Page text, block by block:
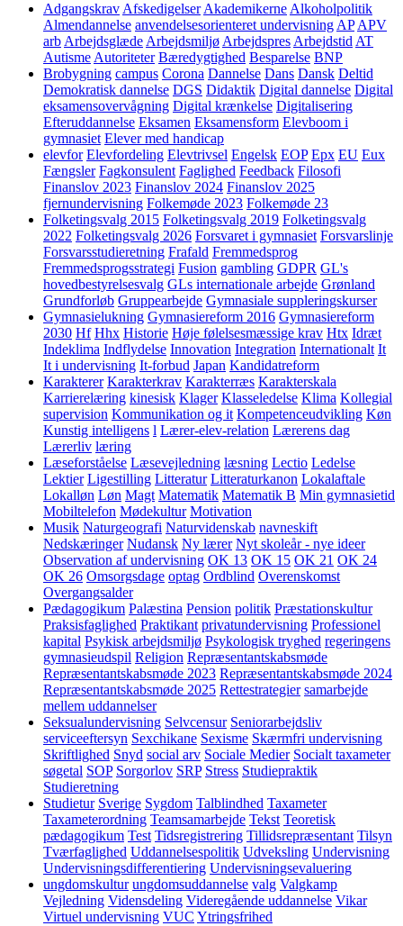
Adgangskrav Afskedigelser Akademikerne Alkoholpolitik
Almendannelse anvendelsesorienteret undervisning AP APV
arb Arbejdsglæde Arbejdsmiljø Arbejdspres Arbejdstid AT
Autisme Autoriteter Bæredygtighed Besparelse BNP
Brobygning campus Corona Dannelse Dans Dansk Deltid
Demokratisk dannelse DGS Didaktik Digital dannelse Digital
eksamensovervågning Digital krænkelse Digitalisering
Efteruddannelse Eksamen Eksamensform Elevboom i
gymnasiet Elever med handicap
elevfor Elevfordeling Elevtrivsel Engelsk EOP Epx EU Eux
Fængsler Fagkonsulent Faglighed Feedback Filosofi
Finanslov 2023 Finanslov 2024 Finanslov 2025
fjernundervisning Folkemøde 2023 Folkemøde 23
Folketingsvalg 2015 Folketingsvalg 2019 Folketingsvalg
2022 Folketingsvalg 2026 Forsvaret i gymnasiet Forsvarslinje
Forsvarsstudieretning Frafald Fremmedsprog
Fremmedsprogsstrategi Fusion gambling GDPR GL's
hovedbestyrelsesvalg GLs internationale arbejde Grønland
Grundforløb Gruppearbejde Gymnasiale suppleringskurser
Gymnasielukning Gymnasiereform 2016 Gymnasiereform
2030 Hf Hhx Historie Høje følelsesmæssige krav Htx Idræt
Indeklima Indflydelse Innovation Integration Internationalt It
It i undervisning It-forbud Japan Kandidatreform
Karakterer Karakterkrav Karakterræs Karakterskala
Karrierelæring kinesisk Klager Klasseledelse Klima Kollegial
supervision Kommunikation og it Kompetenceudvikling Køn
Kunstig intelligens l Lærer-elev-relation Lærerens dag
Lærerliv læring
Læseforståelse Læsevejledning læsning Lectio Ledelse
Lektier Ligestilling Litteratur Litteraturkanon Lokalaftale
Lokalløn Løn Magt Matematik Matematik B Min gymnasietid
Mobiltelefon Mødekultur Motivation
Musik Naturgeografi Naturvidenskab navneskift
Nedskæringer Nudansk Ny lærer Nyt skoleår - nye ideer
Observation af undervisning OK 13 OK 15 OK 21 OK 24
OK 26 Omsorgsdage optag Ordblind Overenskomst
Overgangsalder
Pædagogikum Palæstina Pension politik Præstationskultur
Praksisfaglighed Praktikant privatundervisning Professionel
kapital Psykisk arbejdsmiljø Psykologisk tryghed regeringens
gymnasieudspil Religion Repræsentantskabsmøde
Repræsentantskabsmøde 2023 Repræsentantskabsmøde 2024
Repræsentantskabsmøde 2025 Rettestrategier samarbejde
mellem uddannelser
Seksualundervisning Selvcensur Seniorarbejdsliv
serviceeftersyn Sexchikane Sexisme Skærmfri undervisning
Skriftlighed Snyd social arv Sociale Medier Socialt taxameter
søgetal SOP Sorgorlov SRP Stress Studiepraktik
Studieretning
Studietur Sverige Sygdom Talblindhed Taxameter
Taxameterordning Teamsamarbejde Tekst Teoretisk
pædagogikum Test Tidsregistrering Tillidsrepræsentant Tilsyn
Tværfaglighed Uddannelsespolitik Udveksling Undervisning
Undervisningsdifferentiering Undervisningsevaluering
ungdomskultur ungdomsuddannelse valg Valgkamp
Vejledning Vidensdeling Videregående uddannelse Vikar
Virtuel undervisning VUC Ytringsfrihed